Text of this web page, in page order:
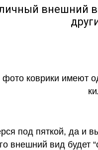
внешний
коврики имеют
под пяткой, да и
внешний вид будет